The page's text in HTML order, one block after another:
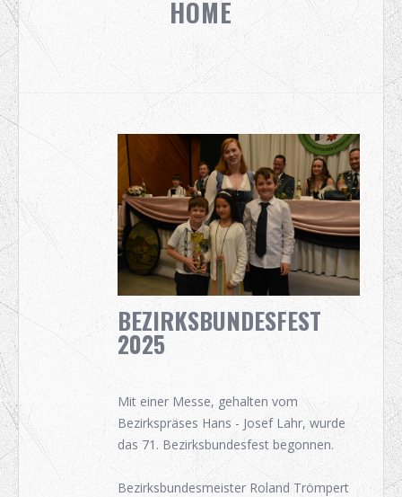
HOME
BEZIRKSBUNDESFEST
2025
Mit einer Messe, gehalten vom
Bezirkspräses Hans - Josef Lahr, wurde
das 71. Bezirksbundesfest begonnen.
Bezirksbundesmeister Roland Trömpert